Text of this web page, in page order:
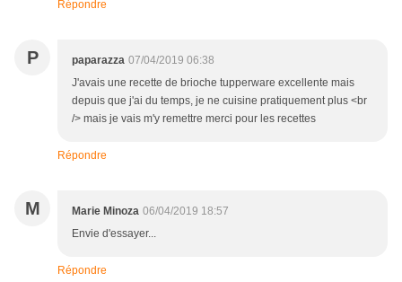
Répondre
P paparazza 07/04/2019 06:38
J'avais une recette de brioche tupperware excellente mais
depuis que j'ai du temps, je ne cuisine pratiquement plus <br
/> mais je vais m'y remettre merci pour les recettes
Répondre
M Marie Minoza 06/04/2019 18:57
Envie d'essayer...
Répondre